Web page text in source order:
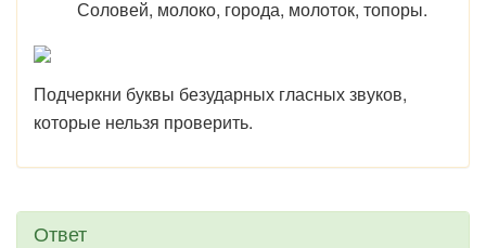
Соловей, молоко, города, молоток, топоры.
Подчеркни буквы безударных гласных звуков,
которые нельзя проверить.
Ответ